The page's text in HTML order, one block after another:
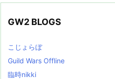
GW2 BLOGS
こじょらぼ
Guild Wars Offline
臨時nikki